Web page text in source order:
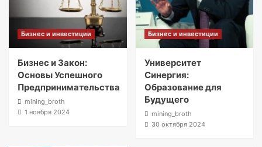
Бизнес и инвестиции
Бизнес и Закон:
Основы Успешного
Предпринимательства
mining_broth
1 ноября 2024
Бизнес и инвестиции
Университет
Синергия:
Образование для
Будущего
mining_broth
30 октября 2024